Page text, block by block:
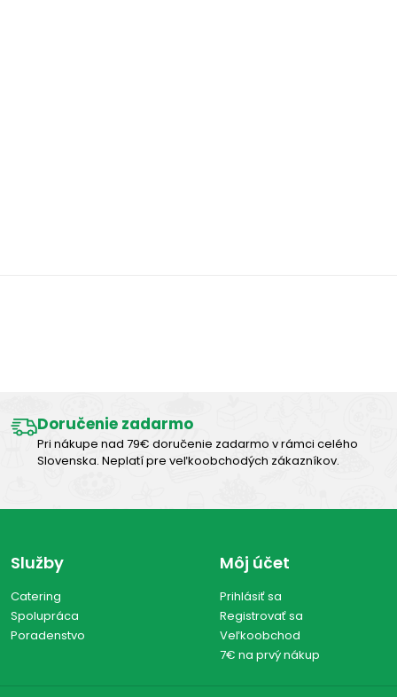
Doručenie zadarmo
Pri nákupe nad 79€ doručenie zadarmo v rámci celého
Slovenska. Neplatí pre veľkoobchodých zákazníkov.
Služby
Catering
Spolupráca
Poradenstvo
Môj účet
Prihlásiť sa
Registrovať sa
Veľkoobchod
7€ na prvý nákup